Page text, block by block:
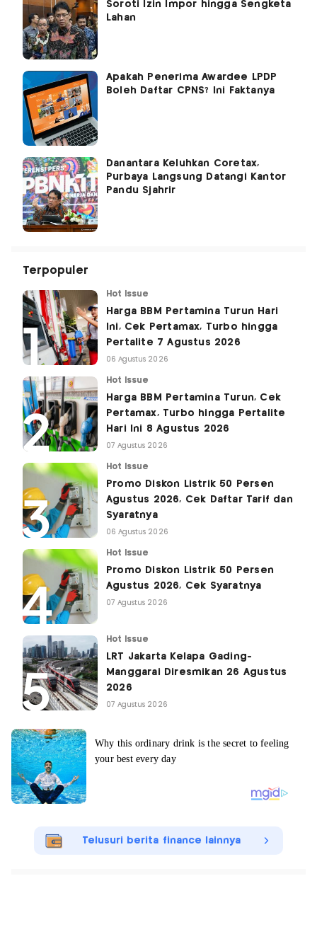
Soroti Izin Impor hingga Sengketa
Lahan
Apakah Penerima Awardee LPDP
Boleh Daftar CPNS? Ini Faktanya
Danantara Keluhkan Coretax,
Purbaya Langsung Datangi Kantor
Pandu Sjahrir
Terpopuler
Hot Issue
Harga BBM Pertamina Turun Hari
Ini, Cek Pertamax, Turbo hingga
Pertalite 7 Agustus 2026
06 Agustus 2026
Hot Issue
Harga BBM Pertamina Turun, Cek
Pertamax, Turbo hingga Pertalite
Hari Ini 8 Agustus 2026
07 Agustus 2026
Hot Issue
Promo Diskon Listrik 50 Persen
Agustus 2026, Cek Daftar Tarif dan
Syaratnya
06 Agustus 2026
Hot Issue
Promo Diskon Listrik 50 Persen
Agustus 2026, Cek Syaratnya
07 Agustus 2026
Hot Issue
LRT Jakarta Kelapa Gading-
Manggarai Diresmikan 26 Agustus
2026
07 Agustus 2026
Telusuri berita finance lainnya